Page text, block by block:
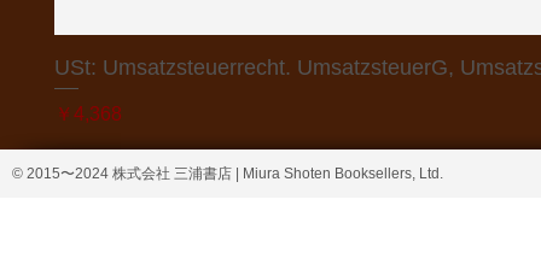
USt: Umsatzsteuerrecht. UmsatzsteuerG,
価格
￥4,368
© 2015〜2024 株式会社 三浦書店 | Miura Shoten Booksellers, Ltd.